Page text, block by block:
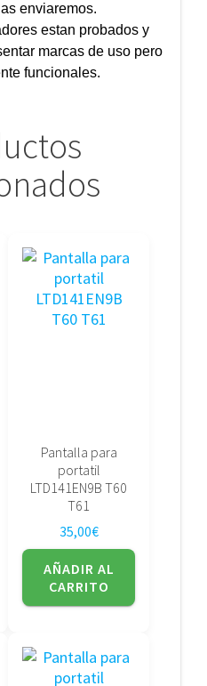
enviaremos.
estan probados y
marcas de uso pero
funcionales.
Pantalla para
portatil
LTD141EN9B T60
T61
35,00€
AÑADIR AL
CARRITO